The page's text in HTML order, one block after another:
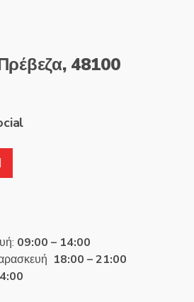
48100
09:00 – 14:00
18:00 – 21:00